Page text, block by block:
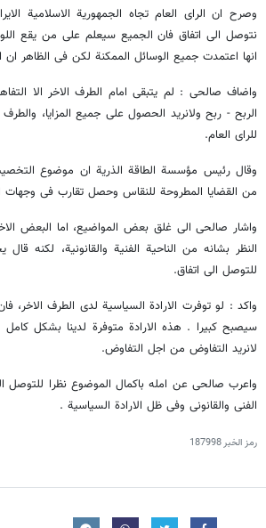
وصرح ان الرای العام تجاه الجمهوریة الاسلامیة
نتوصل الی اتفاق فان الجمیع سیعلم علی من یقع
انها اعتمدت جمیع الوسائل الممکنة لکن فی الظاهر ان
واضاف صالحی : لم یتبقی امام الطرف الاخر الا
الربح - ربح ولانرید الحصول علی جمیع المزایا،
للرای العام.
وقال رئیس مؤسسة الطاقة الذریة ان موضوع التخصیب
من القضایا المطروحة للنقاس وحصل تقارب فی وجهات
واشار صالحی الی غلق بعض المواضیع، اما البعض
النظر بشانه من الناحیة الفنیة والقانونیة، لکنه
للتوصل الی اتفاق.
واکد : لو توفرت الارادة السیاسیة لدی الطرف الاخر،
سیصبح کبیرا . هذه الارادة متوفرة لدینا بشکل کامل .
لانرید التفاوض من اجل التفاوض.
واعرب صالحی عن امله باکمال الموضوع نظرا للتوصل
الفنی والقانونی وفی ظل الارادة السیاسیة .
رمز الخبر187998